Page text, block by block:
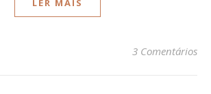
LER MAIS
3 Comentários